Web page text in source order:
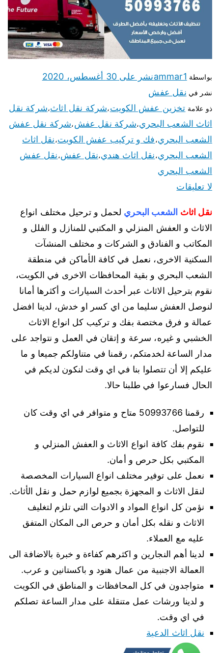
بواسطة ammar1نشر على 30 أغسطس، 2020
نشر في نقل عفش
ذو علامة تخزين عفش الكويت،شركة نقل اثاث،شركة نقل
اثاث الشعب البحري،شركة نقل عفش،شركة نقل عفش
الشعب البحري،فك و تركيب عفش الكويت،نقل اثاث
الشعب البحري،نقل اثاث هندي،نقل عفش،نقل عفش
الشعب البحري
لا تعليقات
نقل اثاث الشعب البحري لحمل و ترحيل مختلف انواع
الاثاث و العفش المنزلي و المكتبي للمنازل و الفلل و
المكاتب و الفنادق و الشركات و مختلف المنشآت
السكنية الاخرى، نعمل في كافة الأماكن في منطقة
الشعب البحري و بقية المحافظات الاخرى في الكويت،
نقوم بترحيل الاثاث عبر أحدث السيارات و أكثرها أمانا
لنوصل العفش سليما من اي كسر او خدش، لدينا افضل
عمالة و فرق مختصة بفك و تركيب كل انواع الاثاث
الخشبي و غيره، سرعة و إتقان في العمل و نتواجد على
مدار الساعة لخدمتكم، رقمنا في متناولكم جميعا و ما
عليكم إلا أن تتصلوا بنا في اي وقت لنكون لديكم في
الحال فسارعوا في طلبنا حالا.
رقمنا 50993766 متاح و متوافر في اي وقت كان
للتواصل.
نقوم بفك كافة انواع الاثاث و العفش المنزلي و
المكتبي بكل حرص و أمان.
نعمل على توفير مختلف انواع السيارات المخصصة
لنقل الاثاث و المجهزة بجميع لوازم حمل و نقل الأثاث.
نؤمن كل انواع المواد و الادوات التي تلزم لتغليف
الاثاث و نقله بكل أمان و حرص الى المكان المتفق
عليه مع العملاء.
لدينا أهم النجارين و اكثرهم كفاءة و خبرة بالاضافة الى
العمالة الاجنبية من عمال هنود و باكستانين و عرب.
متواجدون في كل المحافظات و المناطق في الكويت
و لدينا ورشات عمل متنقلة على مدار الساعة تصلكم
في اي وقت.
نقل اثاث الدعية